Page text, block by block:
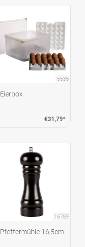
5535
Eierbox
€31,79*
16789
Pfeffermühle 16,5cm